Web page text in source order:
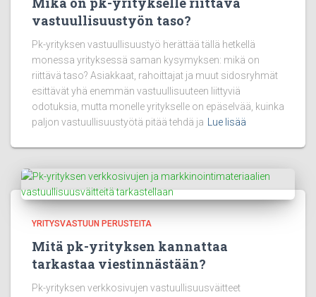
vastuullisuustyön taso?
Pk-yrityksen vastuullisuustyö herättää tällä hetkellä
monessa yrityksessä saman kysymyksen: mikä on
riittävä taso? Asiakkaat, rahoittajat ja muut sidosryhmät
esittävät yhä enemmän vastuullisuuteen liittyviä
odotuksia, mutta monelle yritykselle on epäselvää, kuinka
paljon vastuullisuustyötä pitää tehdä ja
Lue lisää
YRITYSVASTUUN PERUSTEITA
Mitä pk-yrityksen kannattaa
tarkastaa viestinnästään?
Pk-yrityksen verkkosivujen vastuullisuusväitteet